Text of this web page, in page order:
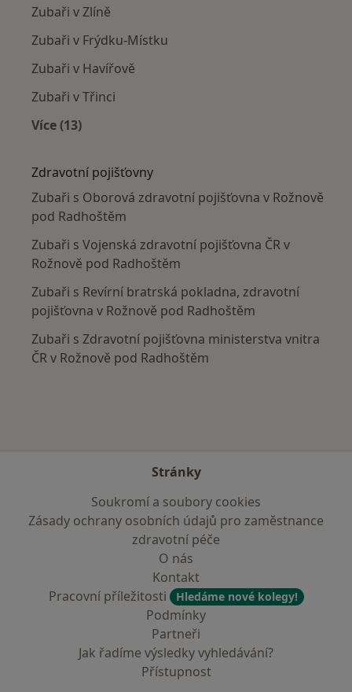
Zubaři v Zlíně
Zubaři v Frýdku-Místku
Zubaři v Havířově
Zubaři v Třinci
Více (13)
Zdravotní pojišťovny
Zubaři s Oborová zdravotní pojišťovna v Rožnově
pod Radhoštěm
Zubaři s Vojenská zdravotní pojišťovna ČR v
Rožnově pod Radhoštěm
Zubaři s Revírní bratrská pokladna, zdravotní
pojišťovna v Rožnově pod Radhoštěm
Zubaři s Zdravotní pojišťovna ministerstva vnitra
ČR v Rožnově pod Radhoštěm
Stránky
Soukromí a soubory cookies
Zásady ochrany osobních údajů pro zaměstnance
zdravotní péče
O nás
Kontakt
Pracovní příležitosti
Hledáme nové kolegy!
Podmínky
Partneři
Jak řadíme výsledky vyhledávání?
Přístupnost